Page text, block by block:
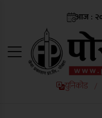
आज :
युनिकोड /